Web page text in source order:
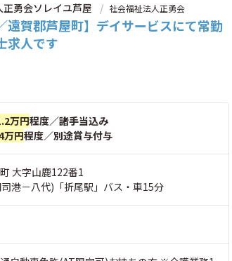
勇会ソレイユ芦屋 社会福祉法人正勇会
遠賀郡芦屋町】デイサービスにて常勤
求人です
万円程度／諸手当込み
万円程度／別途賞与付与
大字山鹿122番1
港－八代)「折尾駅」バス・車15分